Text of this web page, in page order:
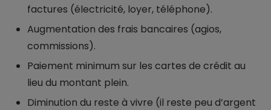
factures (électricité, loyer, téléphone).
Augmentation des frais bancaires (agios,
commissions).
Paiement minimum sur les cartes de crédit au
lieu du montant plein.
Diminution du reste à vivre (il reste peu d’argent